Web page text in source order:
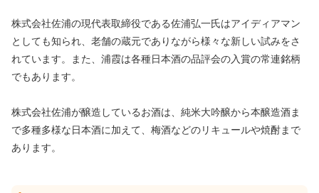
株式会社佐浦の現代表取締役である佐浦弘一氏はアイディアマン
としても知られ、老舗の蔵元でありながら様々な新しい試みをさ
れています。また、浦霞は各種日本酒の品評会の入賞の常連銘柄
でもあります。
株式会社佐浦が醸造しているお酒は、純米大吟醸から本醸造酒ま
で多種多様な日本酒に加えて、梅酒などのリキュールや焼酎まで
あります。